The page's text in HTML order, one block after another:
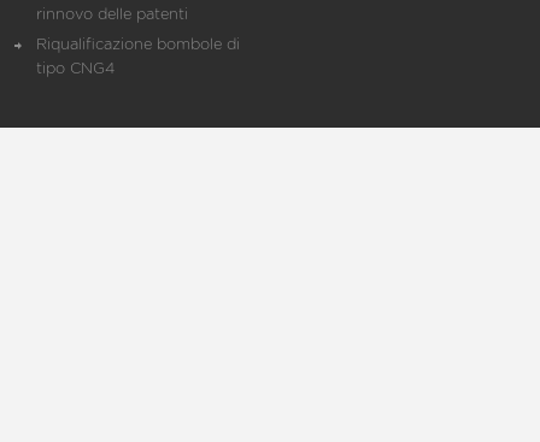
rinnovo delle patenti
Riqualificazione bombole di
tipo CNG4